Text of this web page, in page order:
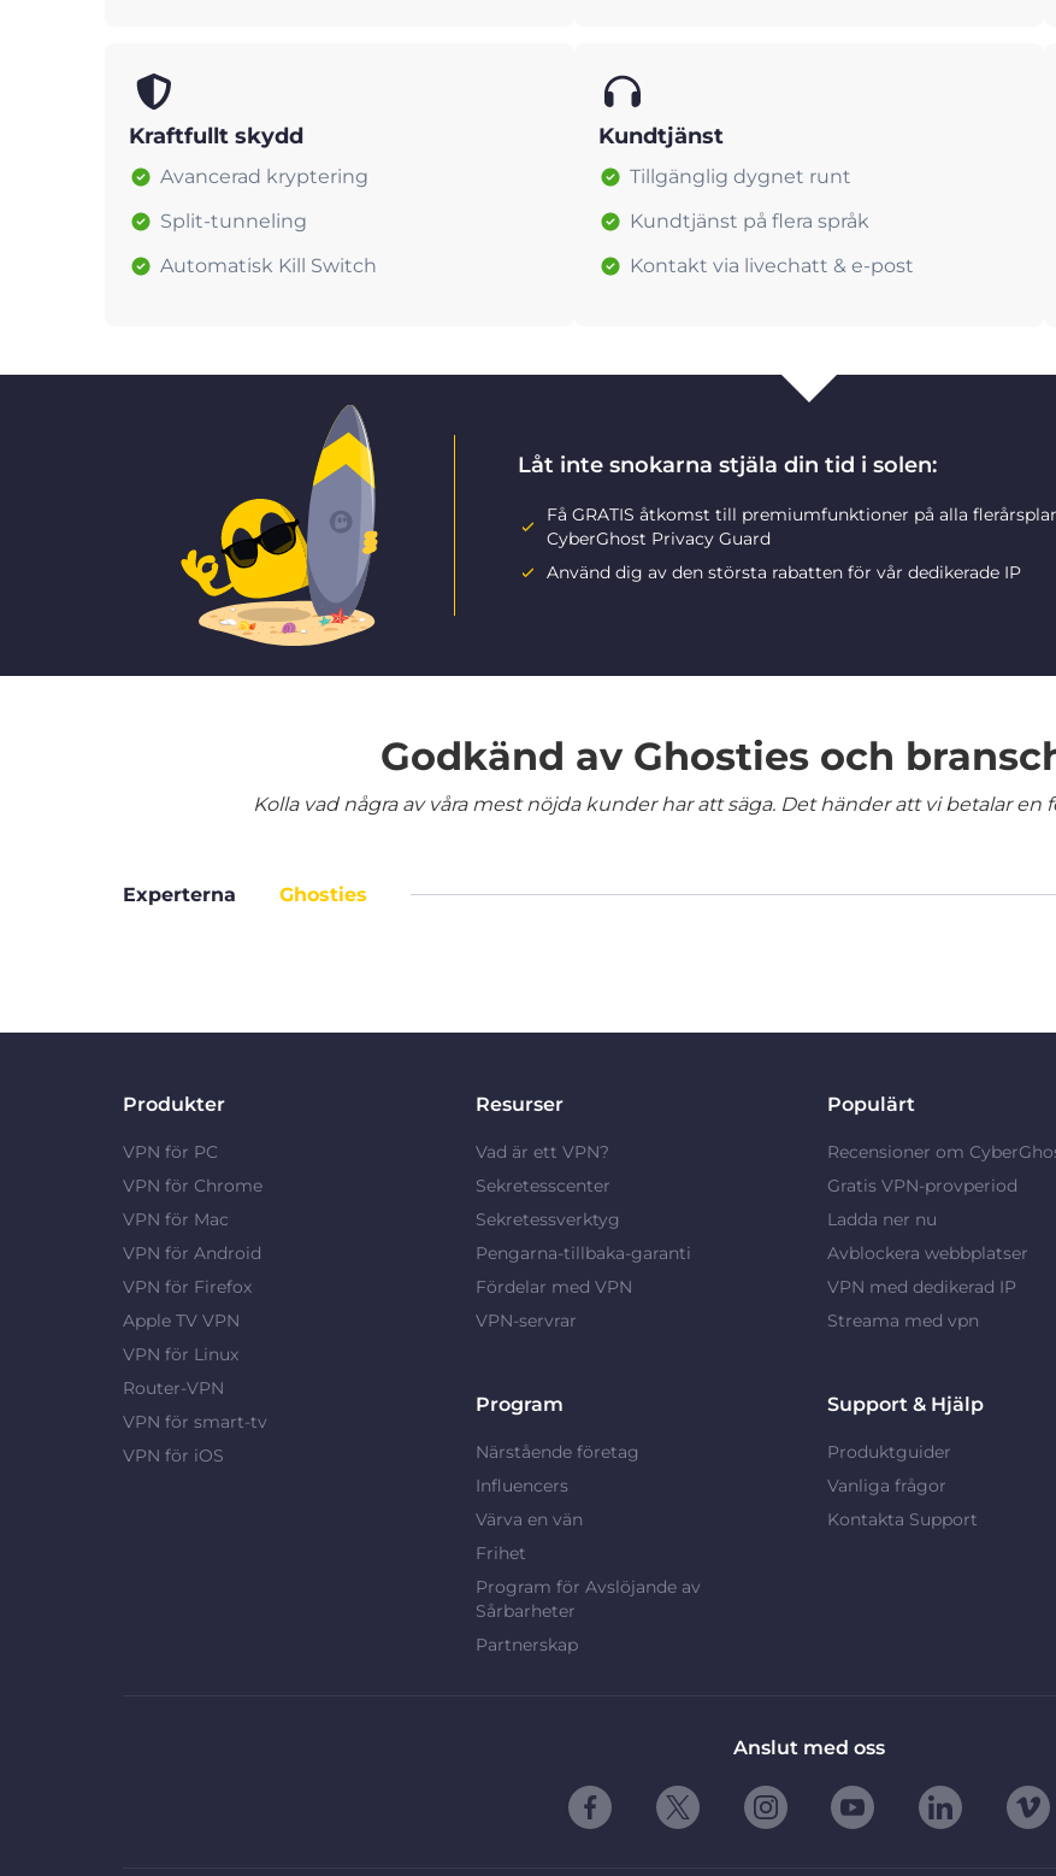
Kraftfullt skydd
Avancerad kryptering
Split-tunneling
Automatisk Kill Switch
Kundtjänst
Tillgänglig dygnet runt
Kundtjänst på flera språk
Kontakt via livechatt & e-post
Låt inte snokarna stjäla din tid i solen:
Få GRATIS åtkomst till premiumfunktioner på alla
CyberGhost Privacy Guard
Använd dig av den största rabatten för vår dedikerade IP
Godkänd av Ghosties och
Kolla vad några av våra mest nöjda kunder har att säga. Det händer att vi betalar
Experterna Ghosties
Produkter
VPN för PC
VPN för Chrome
VPN för Mac
VPN för Android
VPN för Firefox
Apple TV VPN
VPN för Linux
Router-VPN
VPN för smart-tv
VPN för iOS
Resurser
Vad är ett VPN?
Sekretesscenter
Sekretessverktyg
Pengarna-tillbaka-garanti
Fördelar med VPN
VPN-servrar
Populärt
Recensioner om
Gratis VPN-provperiod
Ladda ner nu
Avblockera webbplatser
VPN med dedikerad IP
Streama med vpn
Program
Närstående företag
Influencers
Värva en vän
Frihet
Program för Avslöjande av
Sårbarheter
Partnerskap
Support & Hjälp
Produktguider
Vanliga frågor
Kontakta Support
Anslut med oss